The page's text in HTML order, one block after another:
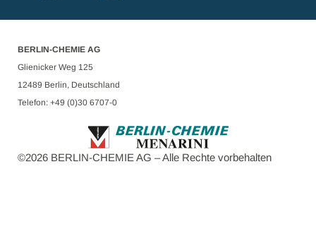
BERLIN-CHEMIE AG
Glienicker Weg 125
12489 Berlin, Deutschland
Telefon: +49 (0)30 6707-0
©2026 BERLIN-CHEMIE AG – Alle Rechte vorbehalten